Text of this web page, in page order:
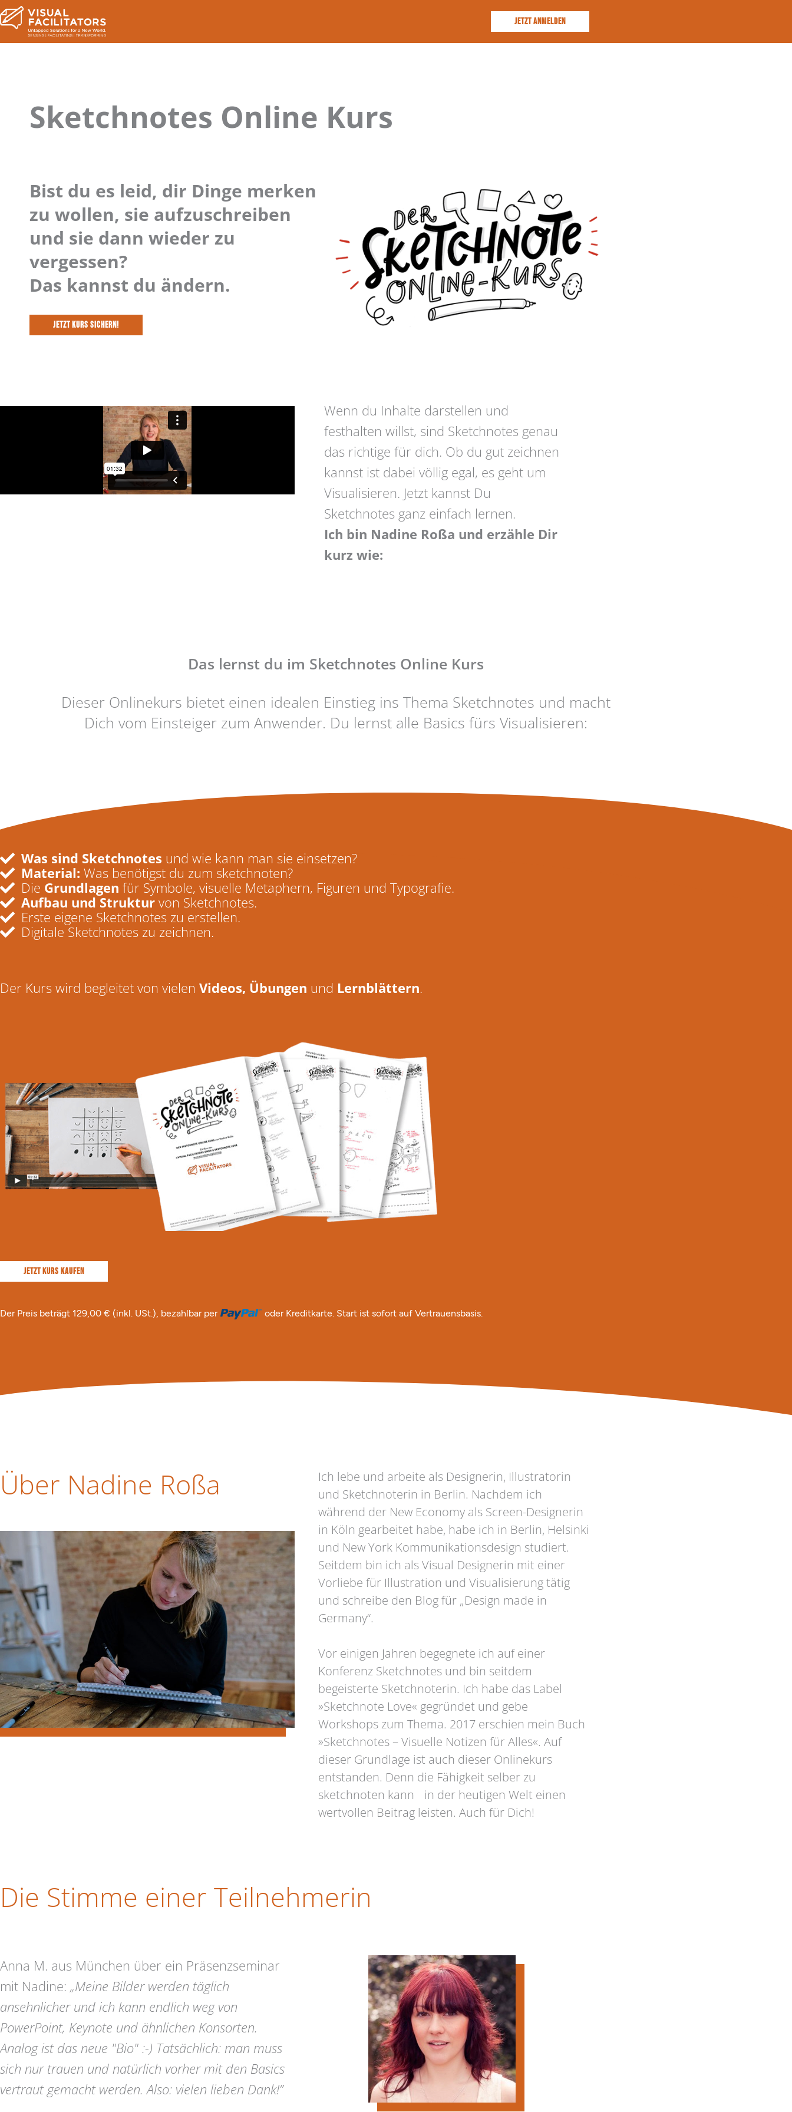
JETZT ANMELDEN
Sketchnotes Online Kurs
Bist du es leid, dir Dinge merken
zu wollen, sie aufzuschreiben
und sie dann wieder zu
vergessen?
Das kannst du ändern.
JETZT KURS SICHERN!
Wenn du Inhalte darstellen und
festhalten willst, sind Sketchnotes genau
das richtige für dich. Ob du gut zeichnen
kannst ist dabei völlig egal, es geht um
Visualisieren. Jetzt kannst Du
Sketchnotes ganz einfach lernen.
Ich bin Nadine Roßa und erzähle Dir
kurz wie:
Das lernst du im Sketchnotes Online Kurs
Dieser Onlinekurs bietet einen idealen Einstieg ins Thema Sketchnotes und macht
Dich vom Einsteiger zum Anwender. Du lernst alle Basics fürs Visualisieren:
Was sind Sketchnotes und wie kann man sie einsetzen?
Material: Was benötigst du zum sketchnoten?
Die Grundlagen für Symbole, visuelle Metaphern, Figuren und Typografie.
Aufbau und Struktur von Sketchnotes.
Erste eigene Sketchnotes zu erstellen.
Digitale Sketchnotes zu zeichnen.
Der Kurs wird begleitet von vielen Videos, Übungen und Lernblättern.
JETZT KURS KAUFEN
Der Preis beträgt 129,00 € (inkl. USt.), bezahlbar per oder Kreditkarte. Start ist sofort auf Vertrauensbasis.
Über Nadine Roßa
Ich lebe und arbeite als Designerin, Illustratorin
und Sketchnoterin in Berlin. Nachdem ich
während der New Economy als Screen-Designerin
in Köln gearbeitet habe, habe ich in Berlin, Helsinki
und New York Kommunikationsdesign studiert.
Seitdem bin ich als Visual Designerin mit einer
Vorliebe für Illustration und Visualisierung tätig
und schreibe den Blog für „Design made in
Germany“.
Vor einigen Jahren begegnete ich auf einer
Konferenz Sketchnotes und bin seitdem
begeisterte Sketchnoterin. Ich habe das Label
»Sketchnote Love« gegründet und gebe
Workshops zum Thema. 2017 erschien mein Buch
»Sketchnotes – Visuelle Notizen für Alles«. Auf
dieser Grundlage ist auch dieser Onlinekurs
entstanden. Denn die Fähigkeit selber zu
sketchnoten kann in der heutigen Welt einen
wertvollen Beitrag leisten. Auch für Dich!
Die Stimme einer Teilnehmerin
Anna M. aus München über ein Präsenzseminar
mit Nadine: „Meine Bilder werden täglich
ansehnlicher und ich kann endlich weg von
PowerPoint, Keynote und ähnlichen Konsorten.
Analog ist das neue "Bio" :-) Tatsächlich: man muss
sich nur trauen und natürlich vorher mit den Basics
vertraut gemacht werden. Also: vielen lieben Dank!”